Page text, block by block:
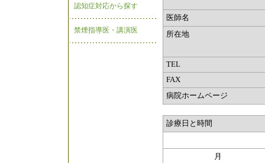
認知症対応から探す
禁煙指導医・講演医
医師名
所在地
TEL
FAX
病院ホームページ
診療日と時間
月